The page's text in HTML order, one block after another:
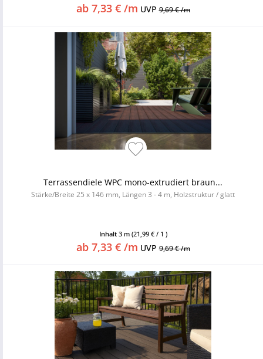
ab 7,33 € /m UVP9,69 € /m
Terrassendiele WPC mono-extrudiert braun...
Stärke/Breite 25 x 146 mm, Längen 3 - 4 m, Holzstruktur / glatt
Inhalt 3 m (21,99 € / 1 )
ab 7,33 € /m UVP9,69 € /m